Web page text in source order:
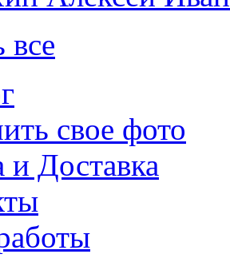
все
свое фото
и Доставка